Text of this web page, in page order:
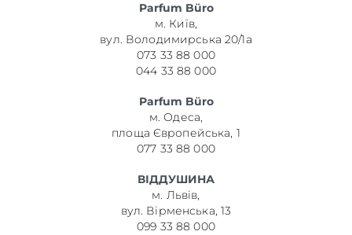
Parfum Büro
м. Київ,
вул. Володимирська 20/1а
073 33 88 000
044 33 88 000
Parfum Büro
м. Одеса,
площа Європейська, 1
077 33 88 000
ВІДДУШИНА
м. Львів,
вул. Вірменська, 13
099 33 88 000